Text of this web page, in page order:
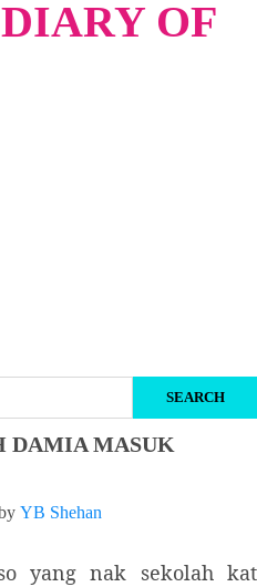
OF
DAMIA MASUK
YB Shehan
yang nak sekolah kat